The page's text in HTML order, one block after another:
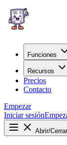
Funciones
Recursos
Precios
Contacto
Empezar
Iniciar sesión
Abrir/